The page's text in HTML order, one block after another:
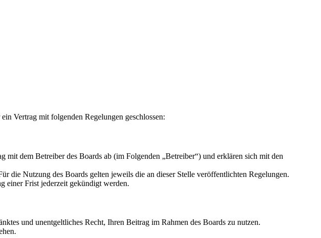
Vertrag mit folgenden Regelungen geschlossen:
dem Betreiber des Boards ab (im Folgenden „Betreiber“) und erklären sich mit den
die Nutzung des Boards gelten jeweils die an dieser Stelle veröffentlichten Regelungen.
einer Frist jederzeit gekündigt werden.
und unentgeltliches Recht, Ihren Beitrag im Rahmen des Boards zu nutzen.